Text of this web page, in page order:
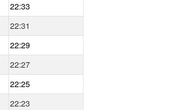
22:33
22:31
22:29
22:27
22:25
22:23